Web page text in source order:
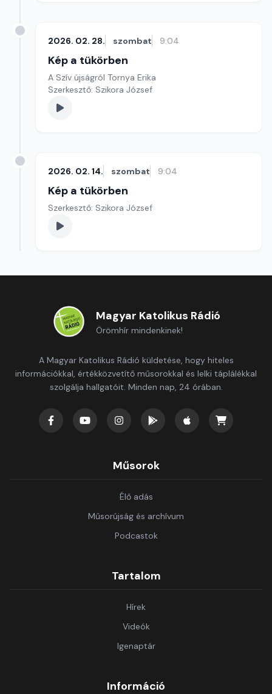
2026. 02. 28. szombat 9:04
Kép a tükörben
A Szív újságról Tornya Erika
Szerkesztő: Szikora József
2026. 02. 14. szombat 9:04
Kép a tükörben
Szerkesztő: Szikora József
Magyar Katolikus Rádió
Örömhír mindenkinek!
A Magyar Katolikus Rádió küldetése, hogy hiteles
információkkal, értékközvetítő műsorokkal és lelki táplálékkal
szolgálja hallgatóit. Minden nap, 24 órában.
Műsorok
Élő adás
Műsorújság és archívum
Podcastok
Tartalom
Hírek
Videók
Igenaptár
Információ